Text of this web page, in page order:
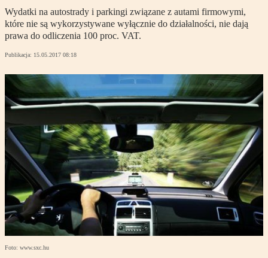
Wydatki na autostrady i parkingi związane z autami firmowymi,
które nie są wykorzystywane wyłącznie do działalności, nie dają
prawa do odliczenia 100 proc. VAT.
Publikacja: 15.05.2017 08:18
Foto: www.sxc.hu